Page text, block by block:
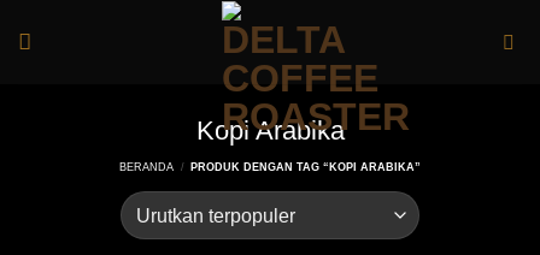
Kopi Arabika
BERANDA / PRODUK DENGAN TAG “KOPI ARABIKA”